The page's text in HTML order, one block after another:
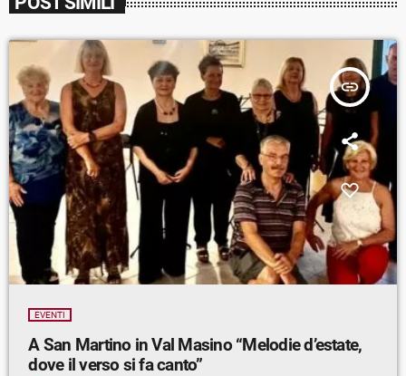
insert_link
EVENTI
A San Martino in Val Masino “Melodie d’estate,
dove il verso si fa canto”